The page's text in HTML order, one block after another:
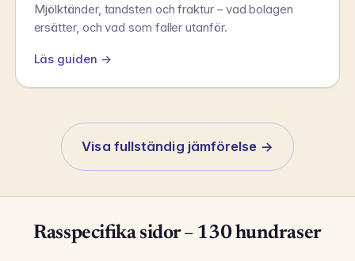
Mjölktänder, tandsten och fraktur – vad bolagen
ersätter, och vad som faller utanför.
Läs guiden →
Visa fullständig jämförelse →
Rasspecifika sidor – 130 hundraser